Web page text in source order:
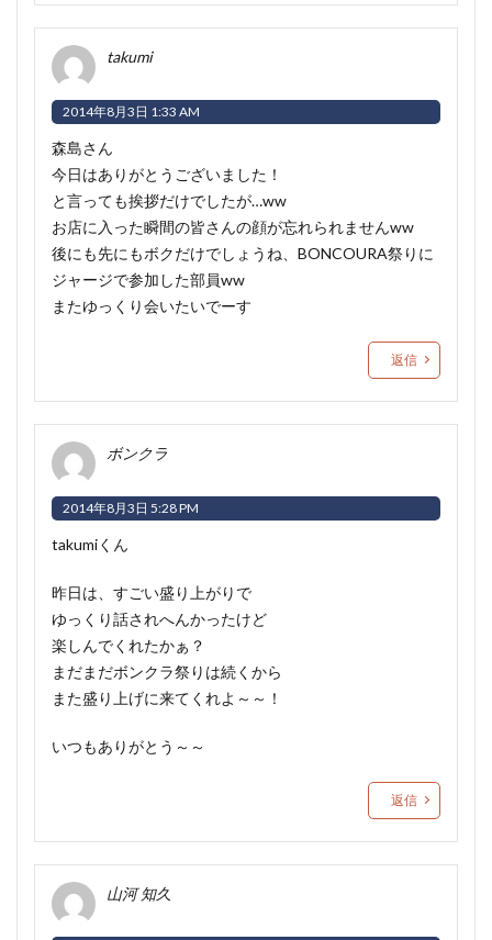
takumi
2014年8月3日 1:33 AM
森島さん
今日はありがとうございました！
と言っても挨拶だけでしたが…ww
お店に入った瞬間の皆さんの顔が忘れられませんww
後にも先にもボクだけでしょうね、BONCOURA祭りに
ジャージで参加した部員ww
またゆっくり会いたいでーす
返信
ボンクラ
2014年8月3日 5:28 PM
takumiくん
昨日は、すごい盛り上がりで
ゆっくり話されへんかったけど
楽しんでくれたかぁ？
まだまだボンクラ祭りは続くから
また盛り上げに来てくれよ～～！
いつもありがとう～～
返信
山河 知久